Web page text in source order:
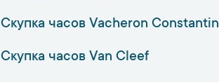
Скупка часов Vacheron Constantin
Скупка часов Van Cleef